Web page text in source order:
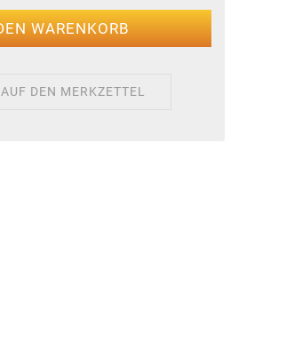
AUF DEN MERKZETTEL